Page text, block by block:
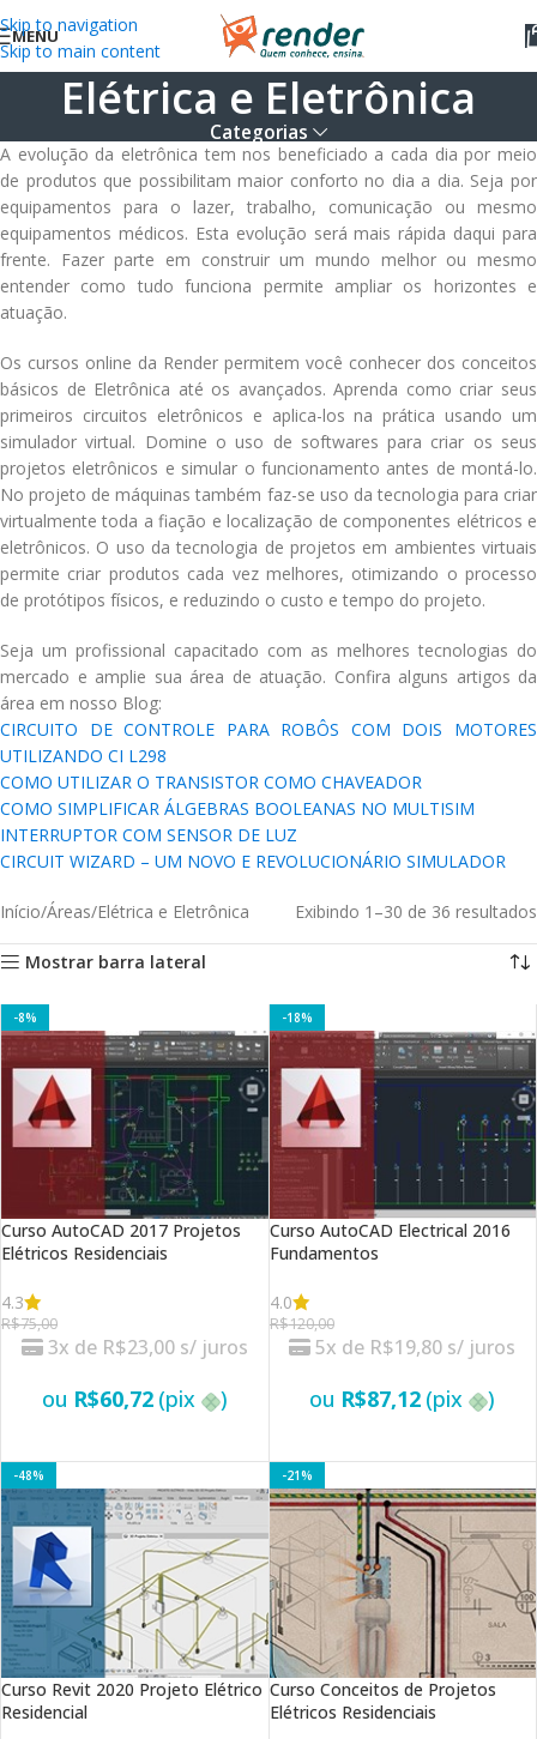
Skip to navigation
Skip to main content
MENU
Elétrica e Eletrônica
Categorias
A evolução da eletrônica tem nos beneficiado a cada dia por meio
de produtos que possibilitam maior conforto no dia a dia. Seja por
equipamentos para o lazer, trabalho, comunicação ou mesmo
equipamentos médicos. Esta evolução será mais rápida daqui para
frente. Fazer parte em construir um mundo melhor ou mesmo
entender como tudo funciona permite ampliar os horizontes e
atuação.
Os cursos online da Render permitem você conhecer dos conceitos
básicos de Eletrônica até os avançados. Aprenda como criar seus
primeiros circuitos eletrônicos e aplica-los na prática usando um
simulador virtual. Domine o uso de softwares para criar os seus
projetos eletrônicos e simular o funcionamento antes de montá-lo.
No projeto de máquinas também faz-se uso da tecnologia para criar
virtualmente toda a fiação e localização de componentes elétricos e
eletrônicos. O uso da tecnologia de projetos em ambientes virtuais
permite criar produtos cada vez melhores, otimizando o processo
de protótipos físicos, e reduzindo o custo e tempo do projeto.
Seja um profissional capacitado com as melhores tecnologias do
mercado e amplie sua área de atuação. Confira alguns artigos da
área em nosso Blog:
CIRCUITO DE CONTROLE PARA ROBÔS COM DOIS MOTORES
UTILIZANDO CI L298
COMO UTILIZAR O TRANSISTOR COMO CHAVEADOR
COMO SIMPLIFICAR ÁLGEBRAS BOOLEANAS NO MULTISIM
INTERRUPTOR COM SENSOR DE LUZ
CIRCUIT WIZARD – UM NOVO E REVOLUCIONÁRIO SIMULADOR
Início Áreas Elétrica e Eletrônica Exibindo 1–30 de 36 resultados
Mostrar barra lateral
-8%
Curso AutoCAD 2017 Projetos
Elétricos Residenciais
4.3
R$75,00
3x de R$23,00 s/ juros
ou R$60,72 (pix )
-18%
Curso AutoCAD Electrical 2016
Fundamentos
4.0
R$120,00
5x de R$19,80 s/ juros
ou R$87,12 (pix )
-48%
Curso Revit 2020 Projeto Elétrico
Residencial
-21%
Curso Conceitos de Projetos
Elétricos Residenciais